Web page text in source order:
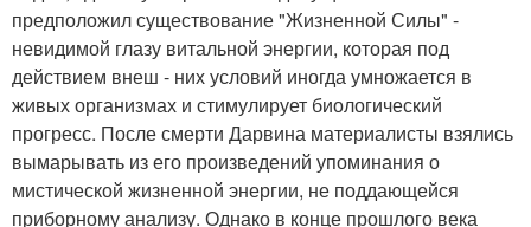
предположил существование "Жизненной Силы" -
невидимой глазу витальной энергии, которая под
действием внеш - них условий иногда умножается в
живых организмах и стимулирует биологический
прогресс. После смерти Дарвина материалисты взялись
вымарывать из его произведений упоминания о
мистической жизненной энергии, не поддающейся
приборному анализу. Однако в конце прошлого века